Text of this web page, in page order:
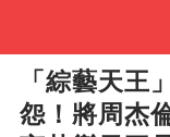
「綜藝天王
怨！將周杰